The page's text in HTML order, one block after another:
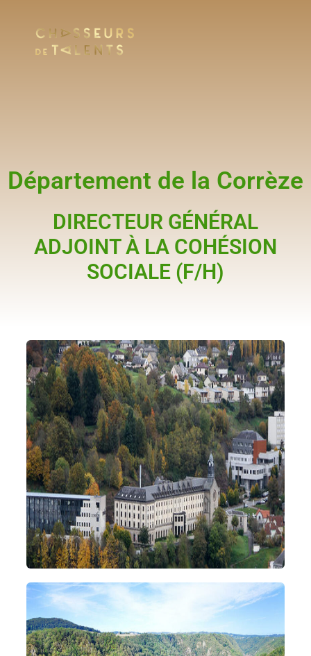
Département de la Corrèze
DIRECTEUR GÉNÉRAL
ADJOINT À LA COHÉSION
SOCIALE (F/H)